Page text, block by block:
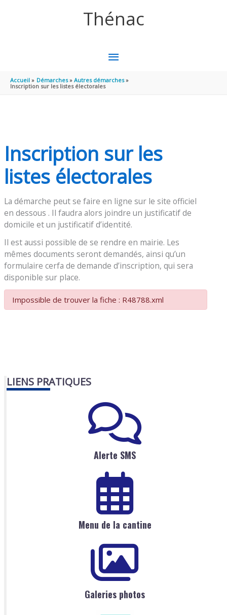
Thénac
MENU
PRINCIPAL
Accueil Démarches
Autres démarches
Inscription sur les listes électorales
Inscription sur les
listes électorales
La démarche peut se faire en ligne sur le site officiel
en dessous . Il faudra alors joindre un justificatif de
domicile et un justificatif d’identité.
Il est aussi possible de se rendre en mairie. Les
mêmes documents seront demandés, ainsi qu’un
formulaire cerfa de demande d’inscription, qui sera
disponible sur place.
Impossible de trouver la fiche : R48788.xml
LIENS PRATIQUES
Alerte SMS
Menu de la cantine
Galeries photos